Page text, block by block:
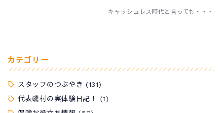
キャッシュレス時代と言っても・・・
カテゴリー
スタッフのつぶやき (131)
代表磯村の実体験日記！
(1)